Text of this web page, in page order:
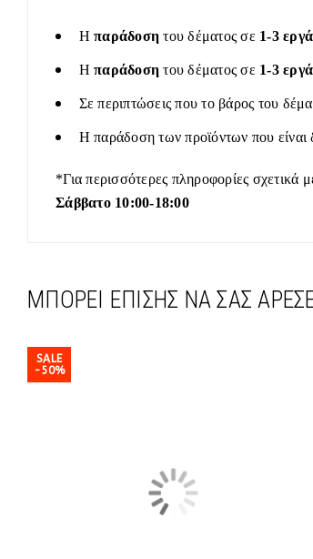
Ηπαράδοση του δέματος σε 1-3
Ηπαράδοση του δέματος σε 1-3
Σε περιπτώσεις που το βάρος του
Η παράδοση των προϊόντων που είναι
*Για περισσότερες πληροφορίες σχετικά
Σάββατο 10:00-18:00
ΜΠΟΡΕΊ ΕΠΊΣΗΣ ΝΑ ΣΑΣ
SALE
-50%